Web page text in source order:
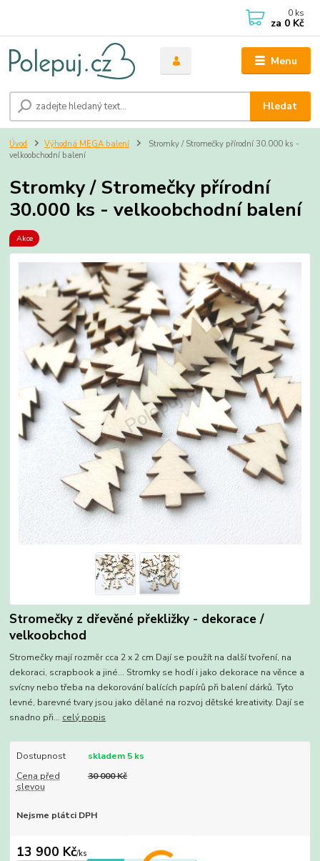
Menu
Hledat
0 ks
za 0 Kč
Úvod Výhodná MEGA balení
Stromky / Stromečky přírodní 30.000 ks -
velkoobchodní balení
Stromky / Stromečky přírodní
30.000 ks - velkoobchodní balení
Akce
Stromečky z dřevěné překližky - dekorace /
velkoobchod
Stromečky mají rozměr cca 2 x 2 cm Dají se použít na další tvoření, na
dekoraci, scrapbook a jiné... Stromky se hodí i jako dekorace na věnce a
svícny nebo třeba na dekorování balících papírů při balení dárků. Tyto
levné, barevné tvary jsou jako dělané na rozvoj dětské kreativity. Dají se
snadno při... celý popis
Dostupnost
skladem 5 ks
Cena před
slevou
30 000 Kč
Nejsme plátci DPH
13 900 Kč/ks